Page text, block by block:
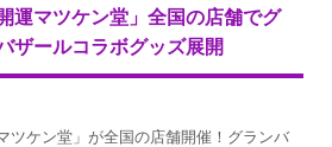
運マツケン堂」全国の店舗でグ
ザールコラボグッズ展開
ツケン堂」が全国の店舗開催！グランバ